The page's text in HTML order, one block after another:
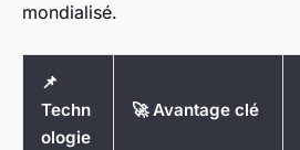
mondialisé.
📌
Techn
ologie
🚀 Avantage clé